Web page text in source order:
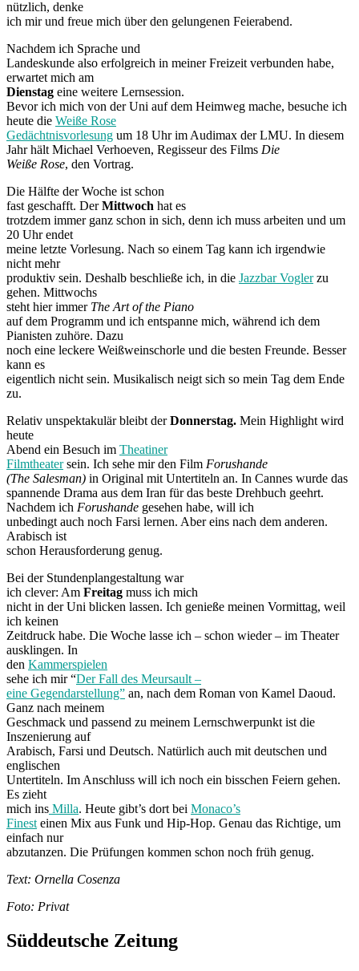
nützlich, denke
ich mir und freue mich über den gelungenen Feierabend.
Nachdem ich Sprache und
Landeskunde also erfolgreich in meiner Freizeit verbunden habe,
erwartet mich am
Dienstag eine weitere Lernsession.
Bevor ich mich von der Uni auf dem Heimweg mache, besuche ich
heute die Weiße Rose
Gedächtnisvorlesung um 18 Uhr im Audimax der LMU. In diesem
Jahr hält Michael Verhoeven, Regisseur des Films Die
Weiße Rose, den Vortrag.
Die Hälfte der Woche ist schon
fast geschafft. DerMittwoch hat es
trotzdem immer ganz schon in sich, denn ich muss arbeiten und um
20 Uhr endet
meine letzte Vorlesung. Nach so einem Tag kann ich irgendwie
nicht mehr
produktiv sein. Deshalb beschließe ich, in die Jazzbar Voglerzu
gehen. Mittwochs
steht hier immer The Art of the Piano
auf dem Programm und ich entspanne mich, während ich dem
Pianisten zuhöre. Dazu
noch eine leckere Weißweinschorle und die besten Freunde. Besser
kann es
eigentlich nicht sein. Musikalisch neigt sich so mein Tag dem Ende
zu.
Relativ unspektakulär bleibt derDonnerstag. Mein Highlight wird
heute
Abend ein Besuch im Theatiner
Filmtheatersein. Ich sehe mir den Film Forushande
(The Salesman) in Original mit Untertiteln an. In Cannes wurde das
spannende Drama aus dem Iran für das beste Drehbuch geehrt.
Nachdem ich Forushande gesehen habe, will ich
unbedingt auch noch Farsi lernen. Aber eins nach dem anderen.
Arabisch ist
schon Herausforderung genug.
Bei der Stundenplangestaltung war
ich clever: Am Freitag muss ich mich
nicht in der Uni blicken lassen. Ich genieße meinen Vormittag, weil
ich keinen
Zeitdruck habe. Die Woche lasse ich – schon wieder – im Theater
ausklingen. In
den Kammerspielen
sehe ich mir “Der Fall des Meursault –
eine Gegendarstellung” an, nach dem Roman von Kamel Daoud.
Ganz nach meinem
Geschmack und passend zu meinem Lernschwerpunkt ist die
Inszenierung auf
Arabisch, Farsi und Deutsch. Natürlich auch mit deutschen und
englischen
Untertiteln. Im Anschluss will ich noch ein bisschen Feiern gehen.
Es zieht
mich ins Milla. Heute gibt’s dort bei Monaco’s
Finest einen Mix aus Funk und Hip-Hop. Genau das Richtige, um
einfach nur
abzutanzen. Die Prüfungen kommen schon noch früh genug.
Text: Ornella Cosenza
Foto: Privat
Süddeutsche Zeitung